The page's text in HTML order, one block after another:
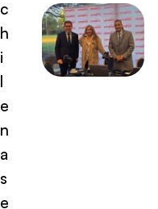
c
h
i
l
e
n
a
s
e